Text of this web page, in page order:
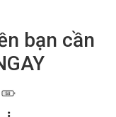
bạn cần